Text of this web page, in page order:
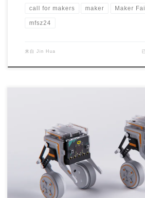
call for makers maker Maker
mfsz24
来自 Jin Hua
Time flies, and Maker Faire Shenzhen has